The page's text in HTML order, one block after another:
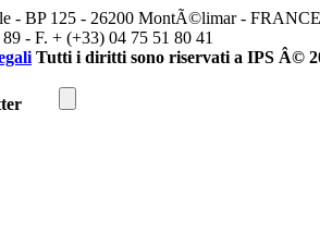
- BP 125 - 26200 MontÃ©limar - FRANCE
- F. + (+33) 04 75 51 80 41
Tutti i diritti sono riservati a IPS Â©